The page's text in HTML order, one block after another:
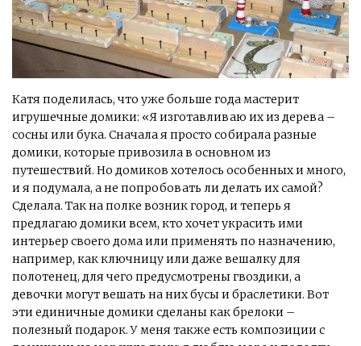
Катя поделилась, что уже больше года мастерит
игрушечные домики: «Я изготавливаю их из дерева –
сосны или бука. Сначала я просто собирала разные
домики, которые привозила в основном из
путешествий. Но домиков хотелось особенных и много,
и я подумала, а не попробовать ли делать их самой?
Сделала. Так на полке возник город, и теперь я
предлагаю домики всем, кто хочет украсить ими
интерьер своего дома или применять по назначению,
например, как ключницу или даже вешалку для
полотенец, для чего предусмотрены гвоздики, а
девочки могут вешать на них бусы и браслетики. Вот
эти единичные домики сделаны как брелоки –
полезный подарок. У меня также есть композиции с